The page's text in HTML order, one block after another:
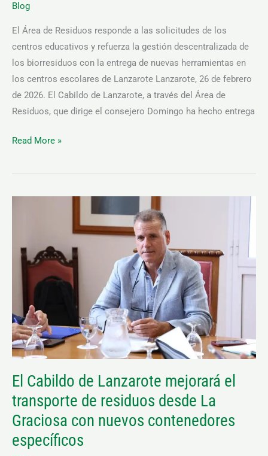
Blog
El Área de Residuos responde a las solicitudes de los
centros educativos y refuerza la gestión descentralizada de
los biorresiduos con la entrega de nuevas herramientas en
los centros escolares de Lanzarote Lanzarote, 26 de febrero
de 2026. El Cabildo de Lanzarote, a través del Área de
Residuos, que dirige el consejero Domingo ha hecho entrega
de
la
campaña
Recicole
Read More »
El Cabildo de Lanzarote mejorará el
transporte de residuos desde La
Graciosa con nuevos contenedores
específicos
Lanzarote
mejorará
de
residuos
desde
Graciosa
con
nuevos
contenedores
específicos